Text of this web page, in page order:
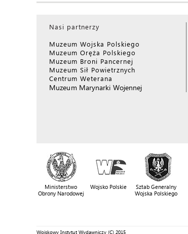
Nasi partnerzy
Muzeum Wojska Polskiego
Muzeum Oręża Polskiego
Muzeum Broni Pancernej
Muzeum Sił Powietrznych
Centrum Weterana
Muzeum Marynarki Wojennej
Ministerstwo
Obrony Narodowej
Wojsko Polskie
Sztab Generalny
Wojska Polskiego
Wojskowy Instytut Wydawniczy (C) 2015